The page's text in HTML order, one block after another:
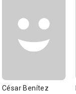
César Benítez